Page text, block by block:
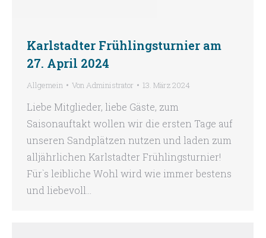
Karlstadter Frühlingsturnier am
27. April 2024
Allgemein VonAdministrator 13. März 2024
Liebe Mitglieder, liebe Gäste, zum
Saisonauftakt wollen wir die ersten Tage auf
unseren Sandplätzen nutzen und laden zum
alljährlichen Karlstadter Frühlingsturnier!
Für`s leibliche Wohl wird wie immer bestens
und liebevoll…